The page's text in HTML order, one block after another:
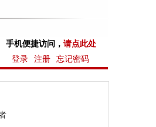
手机便捷访问， 请点此处
登录 注册 忘记密码